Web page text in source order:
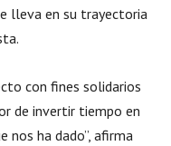
lleva en su trayectoria
con fines solidarios
de invertir tiempo en
ha dado”, afirma